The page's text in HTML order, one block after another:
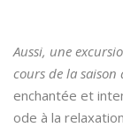
Aussi, une
cours de la saison
enchantée et
ode à la